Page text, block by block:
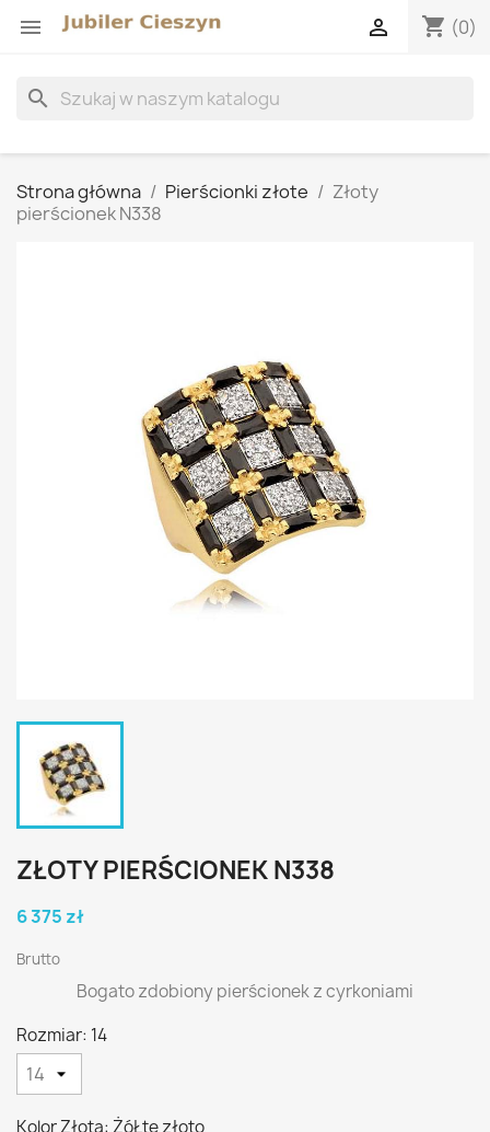
 shopping_cart (0)

search
Strona główna Pierścionki złote
Złoty
pierścionek N338
ZŁOTY PIERŚCIONEK N338
6 375 zł
Brutto
Bogato zdobiony pierścionek z cyrkoniami
Rozmiar: 14
Kolor Złota: ŻóŁte złoto